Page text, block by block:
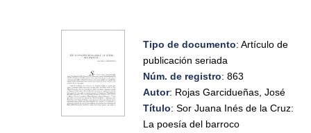
Tipo de documento: Artículo de
publicación seriada
Núm. de registro: 863
Autor: Rojas Garcidueñas, José
Título: Sor Juana Inés de la Cruz:
La poesía del barroco